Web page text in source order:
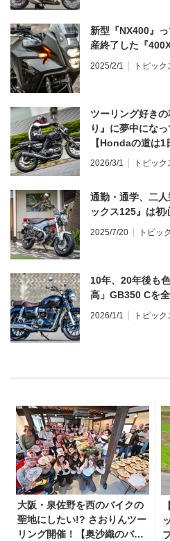
新型『NX400』
産終了した『
2025/2/1 トピック
ツーリング好き
り』に夢中にな
【Hondaの道は
ンプレ・レビュー
2026/3/1 トピック
通勤・通学、二
ックス125』は初
2025/7/20 トピッ
10年、20年後も
高」GB350 Cを
2026/1/1 トピック
大阪・泉佐野を西のバイクの
聖地にしたい!? さおりんツー
リング開催！【奥沙織のバイ